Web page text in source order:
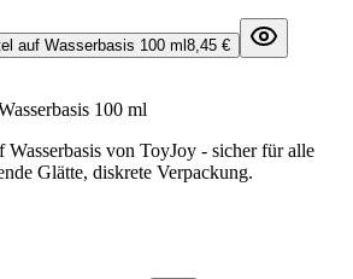
auf Wasserbasis 100 ml 8,45 €
100 ml
von ToyJoy - sicher für alle
Glätte, diskrete Verpackung.